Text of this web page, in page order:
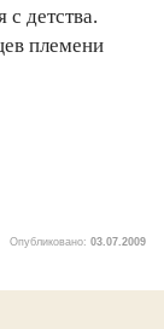
детства.
племени
Опубликовано: 03.07.2009